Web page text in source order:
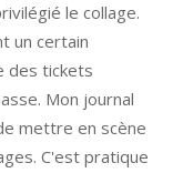
le collage.
un certain
des tickets
Mon journal
mettre en scène
C'est pratique